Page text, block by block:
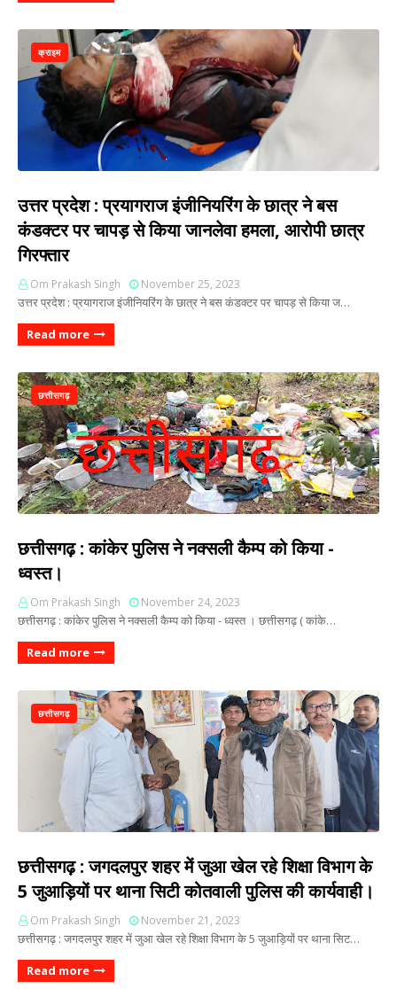
क्राइम
उत्तर प्रदेश : प्रयागराज इंजीनियरिंग के छात्र ने बस
कंडक्टर पर चापड़ से किया जानलेवा हमला, आरोपी छात्र
गिरफ्तार
Om Prakash Singh November 25, 2023
उत्तर प्रदेश : प्रयागराज इंजीनियरिंग के छात्र ने बस कंडक्टर पर चापड़ से किया ज…
Read more
छत्तीसगढ़
छत्तीसगढ़ : कांकेर पुलिस ने नक्सली कैम्प को किया -
ध्वस्त।
Om Prakash Singh November 24, 2023
छत्तीसगढ़ : कांकेर पुलिस ने नक्सली कैम्प को किया - ध्वस्त । छत्तीसगढ़ ( कांके…
Read more
छत्तीसगढ़
छत्तीसगढ़ : जगदलपुर शहर में जुआ खेल रहे शिक्षा विभाग के
5 जुआड़ियों पर थाना सिटी कोतवाली पुलिस की कार्यवाही।
Om Prakash Singh November 21, 2023
छत्तीसगढ़ : जगदलपुर शहर में जुआ खेल रहे शिक्षा विभाग के 5 जुआड़ियों पर थाना सिट…
Read more